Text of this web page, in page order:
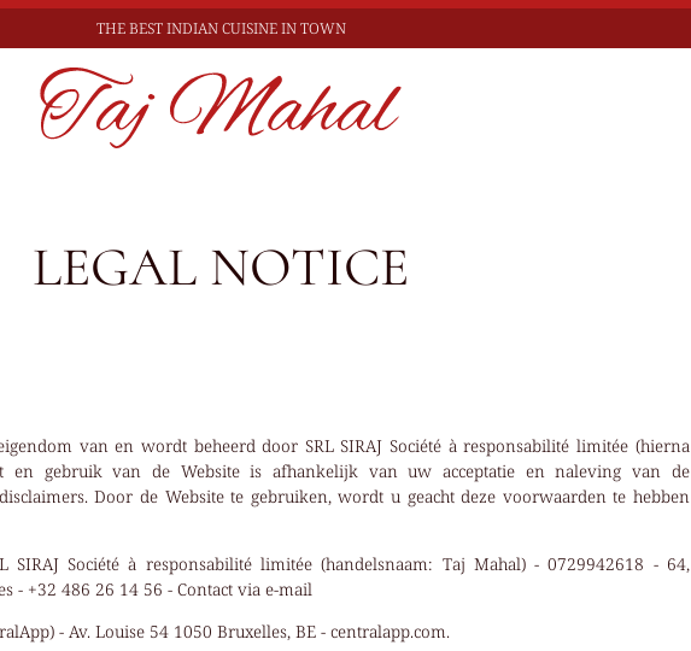
THE BESTINDIAN CUISINE IN TOWN
LEGAL NOTICE
van en wordt beheerd door SRL SIRAJ Société à responsabilité limitée (hierna
en gebruik van de Website is afhankelijk van uw acceptatie en naleving van de
Door de Website te gebruiken, wordt u geacht deze voorwaarden te hebben
SIRAJ Société à responsabilité limitée (handelsnaam: Taj Mahal) - 0729942618 - 64,
- +32 486 26 14 56 -Contact via e-mail
- Av. Louise 54 1050 Bruxelles, BE - centralapp.com.